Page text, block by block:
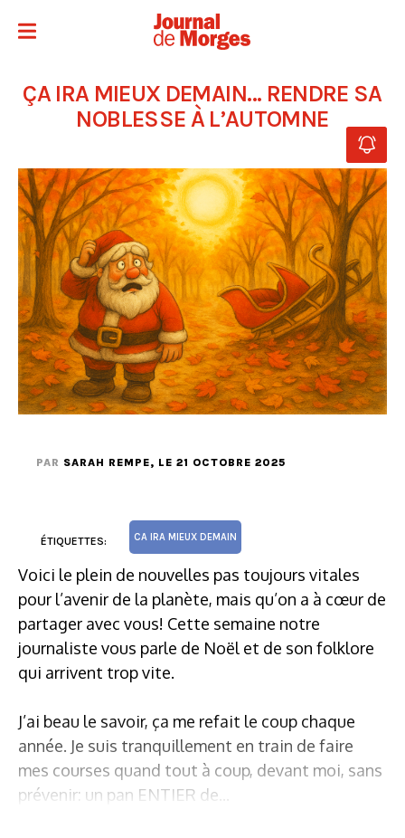
ÇA IRA MIEUX DEMAIN… RENDRE SA
NOBLESSE À L’AUTOMNE
PAR SARAH REMPE, LE 21 OCTOBRE 2025
ÉTIQUETTES: CA IRA MIEUX DEMAIN
Voici le plein de nouvelles pas toujours vitales
pour l’avenir de la planète, mais qu’on a à cœur de
partager avec vous! Cette semaine notre
journaliste vous parle de Noël et de son folklore
qui arrivent trop vite.
J’ai beau le savoir, ça me refait le coup chaque
année. Je suis tranquillement en train de faire
mes courses quand tout à coup, devant moi, sans
prévenir: un pan ENTIER de...